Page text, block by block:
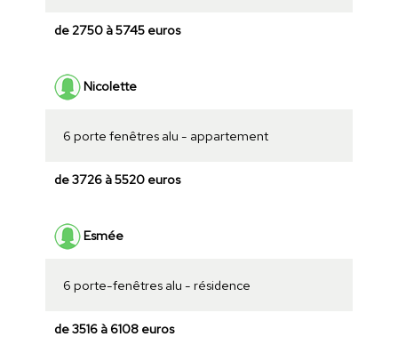
de 2750 à 5745 euros
Nicolette
6 porte fenêtres alu - appartement
de 3726 à 5520 euros
Esmée
6 porte-fenêtres alu - résidence
de 3516 à 6108 euros